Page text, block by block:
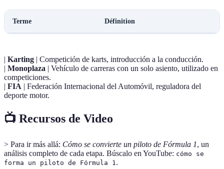
Terme Définition
| Karting | Competición de karts, introducción a la conducción.
| Monoplaza | Vehículo de carreras con un solo asiento, utilizado en
competiciones.
| FIA | Federación Internacional del Automóvil, reguladora del
deporte motor.
📺 Recursos de Video
> Para ir más allá: Cómo se convierte un piloto de Fórmula 1, un
análisis completo de cada etapa. Búscalo en YouTube: cómo se
forma un piloto de Fórmula 1.